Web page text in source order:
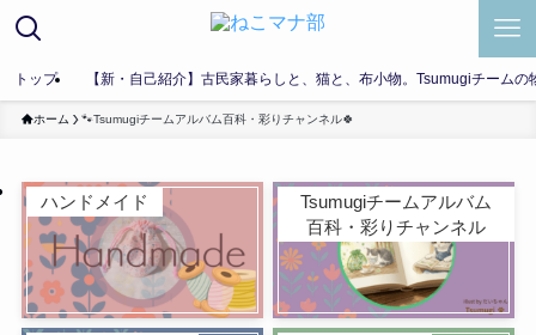
トップ 【新・自己紹介】古民家暮らしと、猫と、布小物。Tsumugiチームの
ホーム 🐾Tsumugiチームアルバム百科・彩りチャンネル🍀
ハンドメイド
Tsumugiチームアルバム
百科・彩りチャンネル